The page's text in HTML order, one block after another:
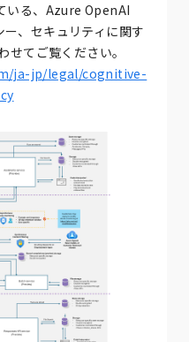
いる、Azure OpenAI
、セキュリティに関す
せてご覧ください。
ja-jp/legal/cognitive-